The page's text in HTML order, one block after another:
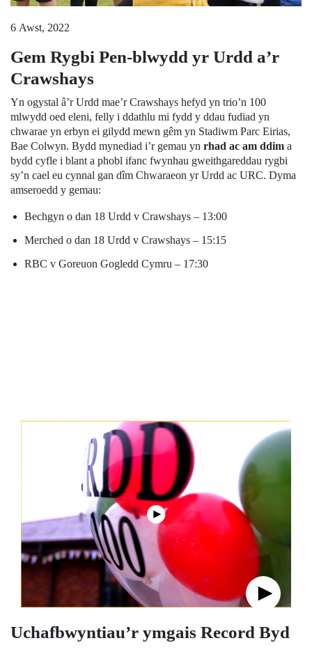
6 Awst, 2022
Gem Rygbi Pen-blwydd yr Urdd a’r
Crawshays
Yn ogystal â’r Urdd mae’r Crawshays hefyd yn trio’n 100
mlwydd oed eleni, felly i ddathlu mi fydd y ddau fudiad yn
chwarae yn erbyn ei gilydd mewn gêm yn Stadiwm Parc Eirias,
Bae Colwyn. Bydd mynediad i’r gemau yn rhad ac am ddim a
bydd cyfle i blant a phobl ifanc fwynhau gweithgareddau rygbi
sy’n cael eu cynnal gan dîm Chwaraeon yr Urdd ac URC. Dyma
amseroedd y gemau:
Bechgyn o dan 18 Urdd v Crawshays – 13:00
Merched o dan 18 Urdd v Crawshays – 15:15
RBC v Goreuon Gogledd Cymru – 17:30
Uchafbwyntiau’r ymgais Record Byd